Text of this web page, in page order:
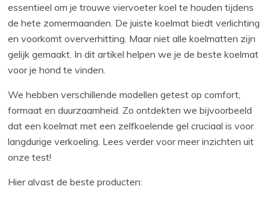
essentieel om je trouwe viervoeter koel te houden tijdens
de hete zomermaanden. De juiste koelmat biedt verlichting
en voorkomt oververhitting. Maar niet alle koelmatten zijn
gelijk gemaakt. In dit artikel helpen we je de beste koelmat
voor je hond te vinden.
We hebben verschillende modellen getest op comfort,
formaat en duurzaamheid. Zo ontdekten we bijvoorbeeld
dat een koelmat met een zelfkoelende gel cruciaal is voor
langdurige verkoeling. Lees verder voor meer inzichten uit
onze test!
Hier alvast de beste producten: